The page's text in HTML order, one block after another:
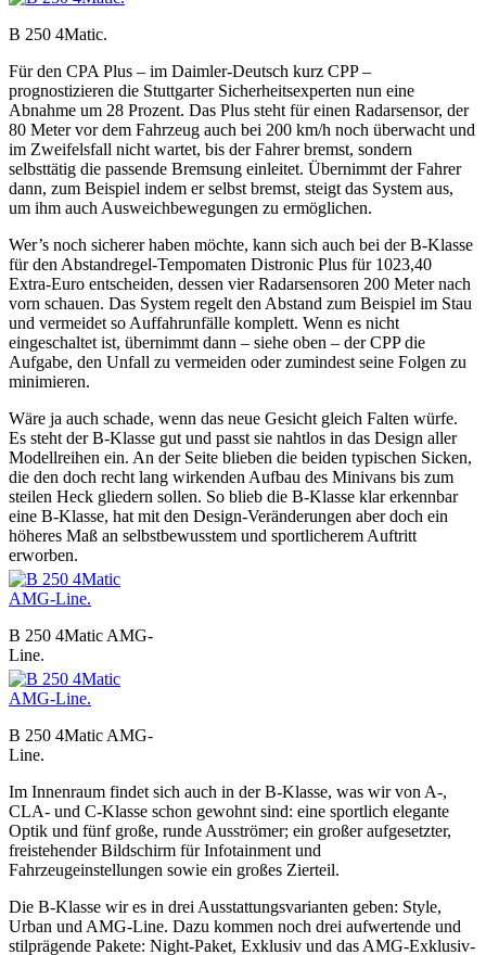
B 250 4Matic.
Für den CPA Plus – im Daimler-Deutsch kurz CPP –
prognostizieren die Stuttgarter Sicherheitsexperten nun eine
Abnahme um 28 Prozent. Das Plus steht für einen Radarsensor, der
80 Meter vor dem Fahrzeug auch bei 200 km/h noch überwacht und
im Zweifelsfall nicht wartet, bis der Fahrer bremst, sondern
selbsttätig die passende Bremsung einleitet. Übernimmt der Fahrer
dann, zum Beispiel indem er selbst bremst, steigt das System aus,
um ihm auch Ausweichbewegungen zu ermöglichen.
Wer’s noch sicherer haben möchte, kann sich auch bei der B-Klasse
für den Abstandregel-Tempomaten Distronic Plus für 1023,40
Extra-Euro entscheiden, dessen vier Radarsensoren 200 Meter nach
vorn schauen. Das System regelt den Abstand zum Beispiel im Stau
und vermeidet so Auffahrunfälle komplett. Wenn es nicht
eingeschaltet ist, übernimmt dann – siehe oben – der CPP die
Aufgabe, den Unfall zu vermeiden oder zumindest seine Folgen zu
minimieren.
Wäre ja auch schade, wenn das neue Gesicht gleich Falten würfe.
Es steht der B-Klasse gut und passt sie nahtlos in das Design aller
Modellreihen ein. An der Seite blieben die beiden typischen Sicken,
die den doch recht lang wirkenden Aufbau des Minivans bis zum
steilen Heck gliedern sollen. So blieb die B-Klasse klar erkennbar
eine B-Klasse, hat mit den Design-Veränderungen aber doch ein
höheres Maß an selbstbewusstem und sportlicherem Auftritt
erworben.
B 250 4Matic AMG-
Line.
B 250 4Matic AMG-
Line.
Im Innenraum findet sich auch in der B-Klasse, was wir von A-,
CLA- und C-Klasse schon gewohnt sind: eine sportlich elegante
Optik und fünf große, runde Ausströmer; ein großer aufgesetzter,
freistehender Bildschirm für Infotainment und
Fahrzeugeinstellungen sowie ein großes Zierteil.
Die B-Klasse wir es in drei Ausstattungsvarianten geben: Style,
Urban und AMG-Line. Dazu kommen noch drei aufwertende und
stilprägende Pakete: Night-Paket, Exklusiv und das AMG-Exklusiv-